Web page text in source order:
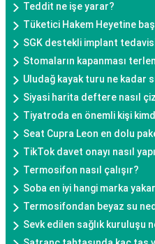
Teddit ne işe yarar?
Tüketici Hakem Heyetine
SGK destekli implant tedavisi
Stomaların kapanması
Uludağ kayak turu ne kadar
Siyasi harita deftere nasıl
Tiyatroda en önemli kişi
Seat Cupra Leon en dolu
TikTok davet onayı nasıl
Termosifon nasıl çalışır?
Soba en iyi hangi marka
Termosifondan beyaz su
Sevk edilen sağlık kuruluşu